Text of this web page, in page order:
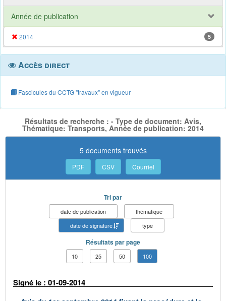
Année de publication
2014 5
Accès direct
Fascicules du CCTG "travaux" en vigueur
Résultats de recherche : - Type de document: Avis,
Thématique: Transports, Année de publication: 2014
5 documents trouvés
PDF CSV Courriel
Tri par
date de publication
thématique
date de signature
type
Résultats par page
10 25 50 100
Signé le : 01-09-2014